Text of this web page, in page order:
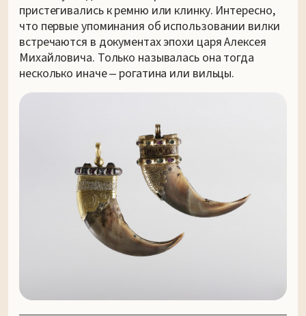
пристегивались к ремню или клинку. Интересно,
что первые упоминания об использовании вилки
встречаются в документах эпохи царя Алексея
Михайловича. Только называлась она тогда
несколько иначе ‒ рогатина или вильцы.